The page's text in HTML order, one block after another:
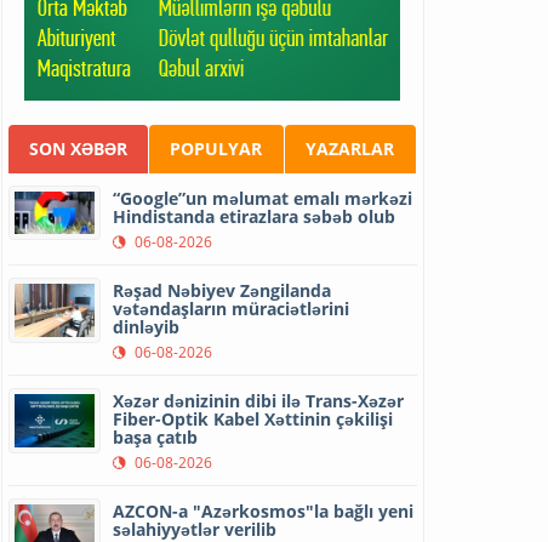
SON XƏBƏR POPULYAR YAZARLAR
“Google”un məlumat emalı mərkəzi
Hindistanda etirazlara səbəb olub
06-08-2026
Rəşad Nəbiyev Zəngilanda
vətəndaşların müraciətlərini
dinləyib
06-08-2026
Xəzər dənizinin dibi ilə Trans-Xəzər
Fiber-Optik Kabel Xəttinin çəkilişi
başa çatıb
06-08-2026
AZCON-a "Azərkosmos"la bağlı yeni
səlahiyyətlər verilib